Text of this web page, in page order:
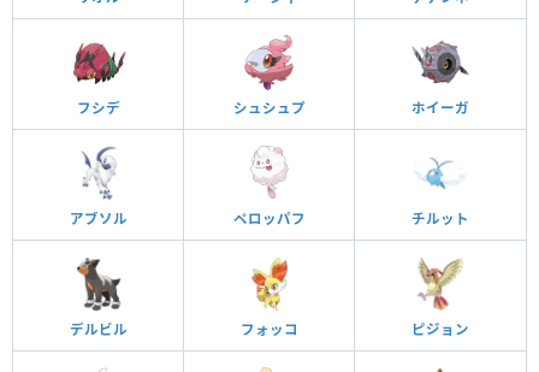
フシデ シュシュプ ホイーガ
アブソル ペロッパフ チルット
デルビル フォッコ ピジョン